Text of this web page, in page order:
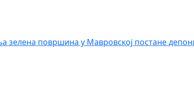
површина у Мавровској постане